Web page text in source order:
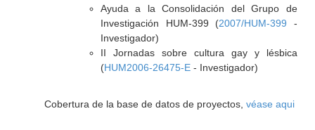
Ayuda a la Consolidación del Grupo de
Investigación HUM-399 (2007/HUM-399 -
Investigador)
II Jornadas sobre cultura gay y lésbica
(HUM2006-26475-E- Investigador)
Cobertura de la base de datos de proyectos, véase aqui